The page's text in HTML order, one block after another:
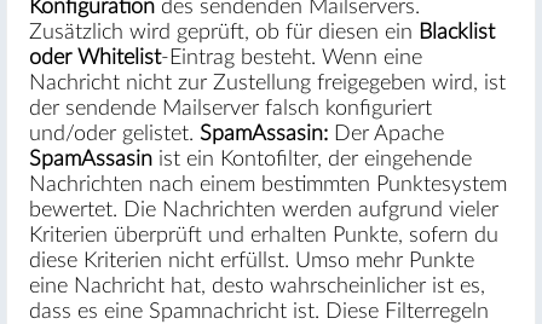
Konfigurationdes sendenden Mailservers.
Zusätzlich wird geprüft, ob für diesen ein Blacklist
oder Whitelist-Eintrag besteht. Wenn eine
Nachricht nicht zur Zustellung freigegeben wird, ist
der sendende Mailserver falsch konfiguriert
und/oder gelistet. SpamAssasin:Der Apache
SpamAssasinist ein Kontofilter, der eingehende
Nachrichten nach einem bestimmten Punktesystem
bewertet. Die Nachrichten werden aufgrund vieler
Kriterien überprüft und erhalten Punkte, sofern du
diese Kriterien nicht erfüllst. Umso mehr Punkte
eine Nachricht hat, desto wahrscheinlicher ist es,
dass es eine Spamnachricht ist. Diese Filterregeln